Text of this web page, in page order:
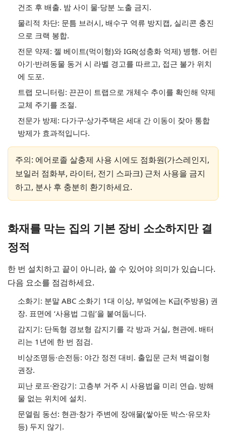
건조 후 배출. 밤 사이 물·당분 노출 금지.
물리적 차단: 문틈 브러시, 배수구 역류 방지캡, 실리콘 충진
으로 크랙 봉합.
전문 약제: 젤 베이트(먹이형)와 IGR(성충화 억제) 병행. 어린
아기·반려동물 동거 시 라벨 경고를 따르고, 접근 불가 위치
에 도포.
트랩 모니터링: 끈끈이 트랩으로 개체수 추이를 확인해 약제
교체 주기를 조절.
전문가 방제: 다가구·상가주택은 세대 간 이동이 잦아 통합
방제가 효과적입니다.
주의: 에어로졸 살충제 사용 시에도 점화원(가스레인지,
보일러 점화부, 라이터, 전기 스파크) 근처 사용을 금지
하고, 분사 후 충분히 환기하세요.
화재를 막는 집의 기본 장비 소소하지만 결
정적
한 번 설치하고 끝이 아니라, 쓸 수 있어야 의미가 있습니다.
다음 요소를 점검하세요.
소화기: 분말 ABC 소화기 1대 이상, 부엌에는 K급(주방용) 권
장. 표면에 ‘사용법 그림’을 붙여둡니다.
감지기: 단독형 경보형 감지기를 각 방과 거실, 현관에. 배터
리는 1년에 한 번 점검.
비상조명등·손전등: 야간 정전 대비. 출입문 근처 벽걸이형
권장.
피난 로프·완강기: 고층부 거주 시 사용법을 미리 연습. 방해
물 없는 위치에 설치.
문열림 동선: 현관·창가 주변에 장애물(쌓아둔 박스·유모차
등) 두지 않기.